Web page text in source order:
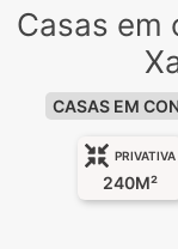
Casas em
CASAS EM
PRIVATIVA
240M²